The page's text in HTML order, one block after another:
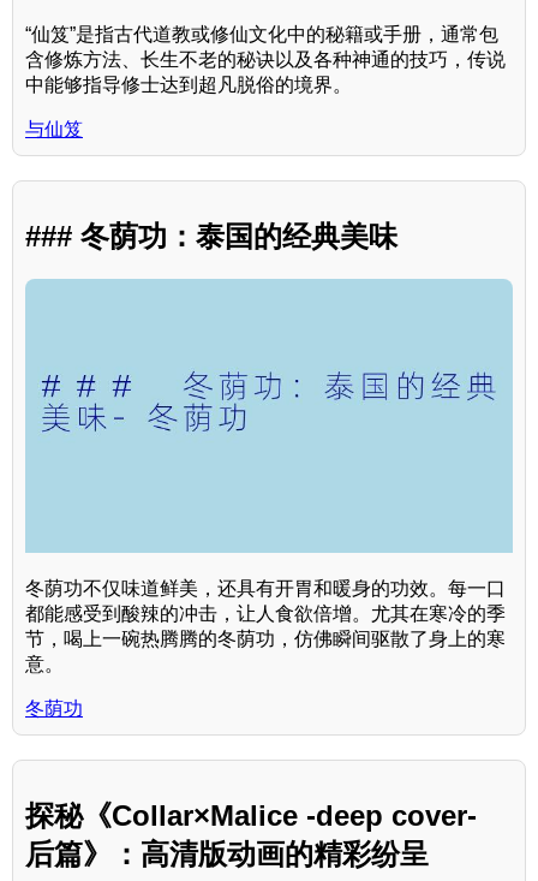
“仙笈”是指古代道教或修仙文化中的秘籍或手册，通常包
含修炼方法、长生不老的秘诀以及各种神通的技巧，传说
中能够指导修士达到超凡脱俗的境界。
与仙笈
### 冬荫功：泰国的经典美味
冬荫功不仅味道鲜美，还具有开胃和暖身的功效。每一口
都能感受到酸辣的冲击，让人食欲倍增。尤其在寒冷的季
节，喝上一碗热腾腾的冬荫功，仿佛瞬间驱散了身上的寒
意。
冬荫功
探秘《Collar×Malice -deep cover-
后篇》：高清版动画的精彩纷呈